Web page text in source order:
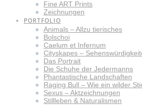
Fine ART Prints
Zeichnungen
PORTFOLIO
Animals – Allzu tierisches
Bolschoi
Caelum et Infernum
Cityskapes –
Das Portrait
Die Schuhe der Jedermanns
Phantastische Landschaften
Raging Bull – Wie ein wilder
Sexus – Aktzeichnungen
Stillleben & Naturalismen